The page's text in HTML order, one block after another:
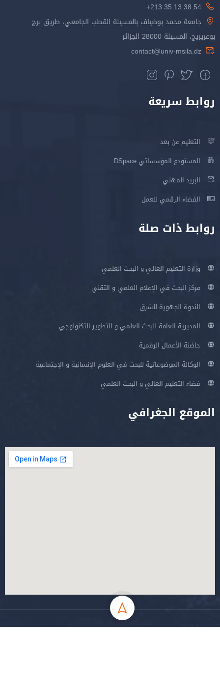
213.35.13.38.54+
جامعة محمد بوضياف بالمسيلة القطب الجامعي، طريق برج
بوعريريج، المسيلة 28000 الجزائر
contact@univ-msila.dz
روابط سريعة
التعليم عن بعد
المستودع المؤسساتي DSpace
البريد المهني
الفضاء الرقمي للعمل
روابط ذات صلة
وزارة التعليم العالي و البحث العلمي
مركز البحث في الإعلام العلمي و التقني
الندوة الجهوية للشرق
المديرية العامة للبحث العلمي و التطوير التكنولوجي
حاضنة الأعمال الرقمية
الوكالة الموضوعاتية للبحث في العلوم الإنسانية و الإجتماعية
فضاء التعليم العالي و البحث العلمي
الموقع الجغرافي
جميع الحقوق محفوظة جامعة المسيلة - 2024